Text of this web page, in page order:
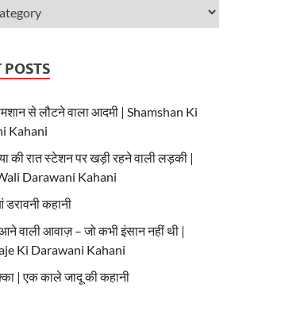
POSTS
से लौटने वाला आदमी | Shamshan Ki
Kahani
की रात स्टेशन पर खड़ी रहने वाली लड़की |
Darawani Kahani
कहानी
वाली आवाज़ – जो कभी इंसान नहीं थी |
Ki Darawani Kahani
| एक काले जादू की कहानी